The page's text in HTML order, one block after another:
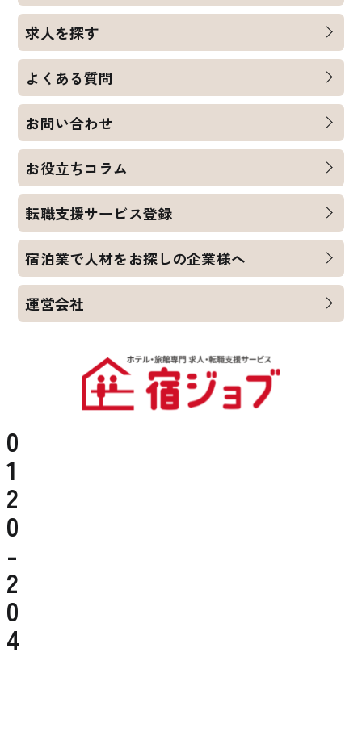
0
1
2
0
-
2
0
4
求人を探す
よくある質問
お問い合わせ
お役立ちコラム
転職支援サービス登録
宿泊業で人材をお探しの企業様へ
運営会社